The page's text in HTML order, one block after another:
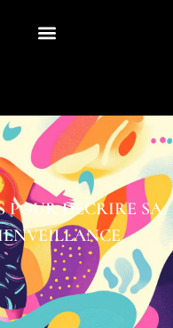
POUR DECRIRE SA